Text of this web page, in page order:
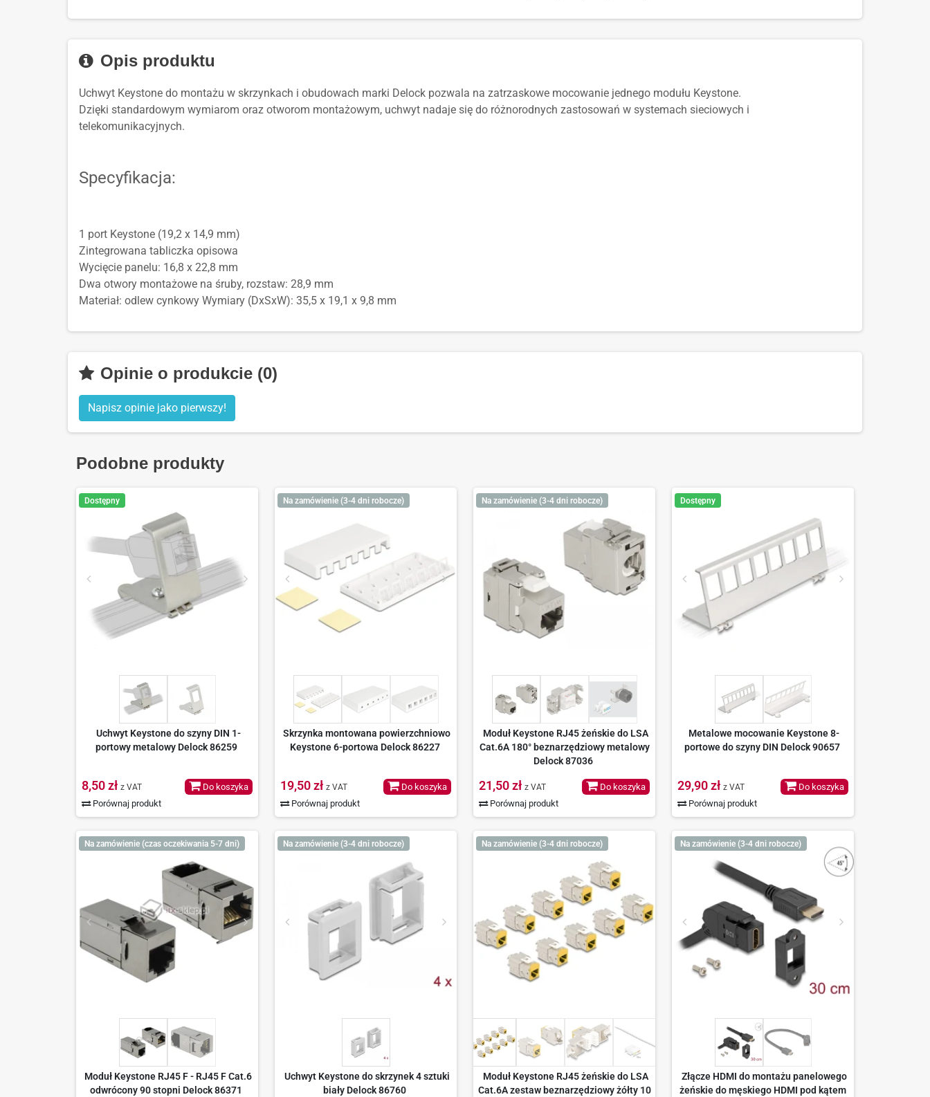
Opis produktu
Uchwyt Keystone do montażu w skrzynkach i obudowach marki Delock pozwala na zatrzaskowe mocowanie jednego modułu Keystone.
Dzięki standardowym wymiarom oraz otworom montażowym, uchwyt nadaje się do różnorodnych zastosowań w systemach sieciowych i
telekomunikacyjnych.
Specyfikacja:
1 port Keystone (19,2 x 14,9 mm)
Zintegrowana tabliczka opisowa
Wycięcie panelu: 16,8 x 22,8 mm
Dwa otwory montażowe na śruby, rozstaw: 28,9 mm
Materiał: odlew cynkowy Wymiary (DxSxW): 35,5 x 19,1 x 9,8 mm
Opinie o produkcie (0)
Napisz opinie jako pierwszy!
Podobne produkty
Dostępny
Uchwyt Keystone do szyny DIN 1-
portowy metalowy Delock 86259
8,50 zł z VAT
Porównaj produkt
Do koszyka
Na zamówienie (3-4 dni robocze)
Skrzynka montowana powierzchniowo
Keystone 6-portowa Delock 86227
19,50 zł z VAT
Porównaj produkt
Do koszyka
Na zamówienie (3-4 dni robocze)
Moduł Keystone RJ45 żeńskie do LSA
Cat.6A 180° beznarzędziowy metalowy
Delock 87036
21,50 zł z VAT
Porównaj produkt
Do koszyka
Dostępny
Metalowe mocowanie Keystone 8-
portowe do szyny DIN Delock 90657
29,90 zł z VAT
Porównaj produkt
Do koszyka
Na zamówienie (czas oczekiwania 5-7 dni)
Moduł Keystone RJ45 F - RJ45 F Cat.6
odwrócony 90 stopni Delock 86371
Na zamówienie (3-4 dni robocze)
Uchwyt Keystone do skrzynek 4 sztuki
biały Delock 86760
Na zamówienie (3-4 dni robocze)
Moduł Keystone RJ45 żeńskie do LSA
Cat.6A zestaw beznarzędziowy żółty 10
Na zamówienie (3-4 dni robocze)
Złącze HDMI do montażu panelowego
żeńskie do męskiego HDMI pod kątem